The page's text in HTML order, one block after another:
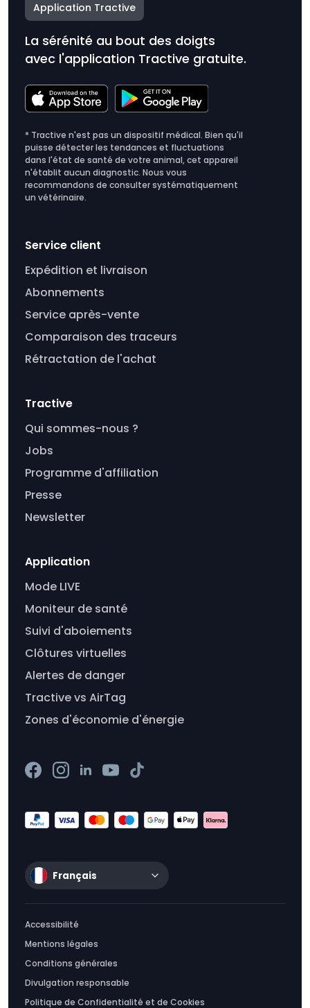
Application Tractive
La sérénité au bout des doigts
avec l'application Tractive gratuite.
* Tractive n'est pas un dispositif médical. Bien qu'il
puisse détecter les tendances et fluctuations
dans l'état de santé de votre animal, cet appareil
n'établit aucun diagnostic. Nous vous
recommandons de consulter systématiquement
un vétérinaire.
Service client
Expédition et livraison
Abonnements
Service après-vente
Comparaison des traceurs
Rétractation de l'achat
Tractive
Qui sommes-nous ?
Jobs
Programme d'affiliation
Presse
Newsletter
Application
Mode LIVE
Moniteur de santé
Suivi d'aboiements
Clôtures virtuelles
Alertes de danger
Tractive vs AirTag
Zones d'économie d'énergie
Français
Accessibilité
Mentions légales
Conditions générales
Divulgation responsable
Politique de Confidentialité et de Cookies